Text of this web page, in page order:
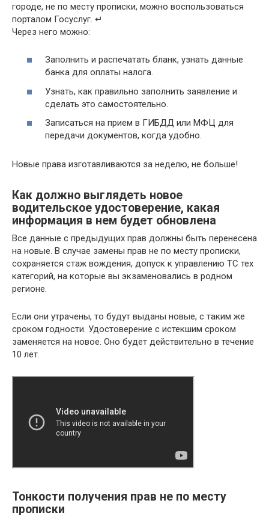
городе, не по месту прописки, можно воспользоваться
порталом Госуслуг. ↵
Через него можно:
Заполнить и распечатать бланк, узнать данные
банка для оплаты налога.
Узнать, как правильно заполнить заявление и
сделать это самостоятельно.
Записаться на прием в ГИБДД или МФЦ для
передачи документов, когда удобно.
Новые права изготавливаются за неделю, не больше!
Как должно выглядеть новое
водительское удостоверение, какая
информация в нем будет обновлена
Все данные с предыдущих прав должны быть перенесена
на новые. В случае замены прав не по месту прописки,
сохраняется стаж вождения, допуск к управлению ТС тех
категорий, на которые вы экзаменовались в родном
регионе.
Если они утрачены, то будут выданы новые, с таким же
сроком годности. Удостоверение с истекшим сроком
заменяется на новое. Оно будет действительно в течение
10 лет.
Тонкости получения прав не по месту
прописки